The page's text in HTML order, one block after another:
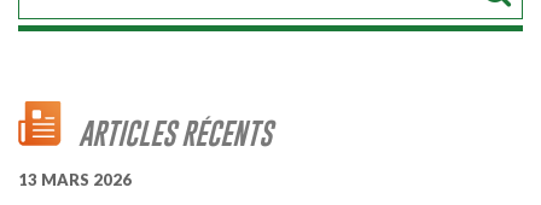
ARTICLES RÉCENTS
13 MARS 2026